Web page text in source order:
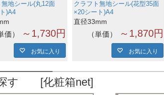
無地シール(丸12面
)A4
価 ～1,730円
お気に入り
クラフト無地シール(花型35面
×20シート)A4
直径33mm
単価 ～1,870円
お気に入り
す [化粧箱net]